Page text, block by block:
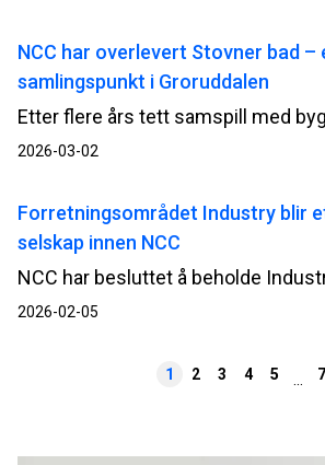
NCC har overlevert Stovner bad
samlingspunkt i Groruddalen
2026-03-02
Forretningsområdet Industry blir
selskap innen NCC
2026-02-05
1 2 3 4 5 7